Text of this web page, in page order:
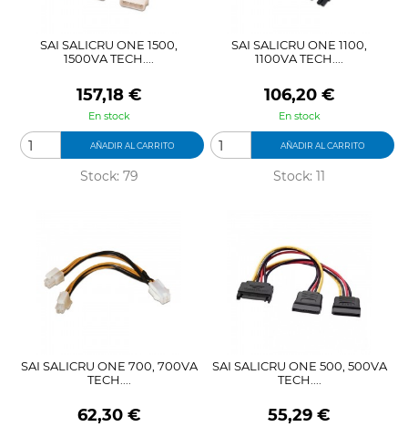
SAI SALICRU ONE 1500,
1500VA TECH....
Precio
157,18 €
En stock
AÑADIR AL CARRITO
Stock: 79
SAI SALICRU ONE 1100,
1100VA TECH....
Precio
106,20 €
En stock
AÑADIR AL CARRITO
Stock: 11
SAI SALICRU ONE 700, 700VA
TECH....
Precio
62,30 €
SAI SALICRU ONE 500, 500VA
TECH....
Precio
55,29 €